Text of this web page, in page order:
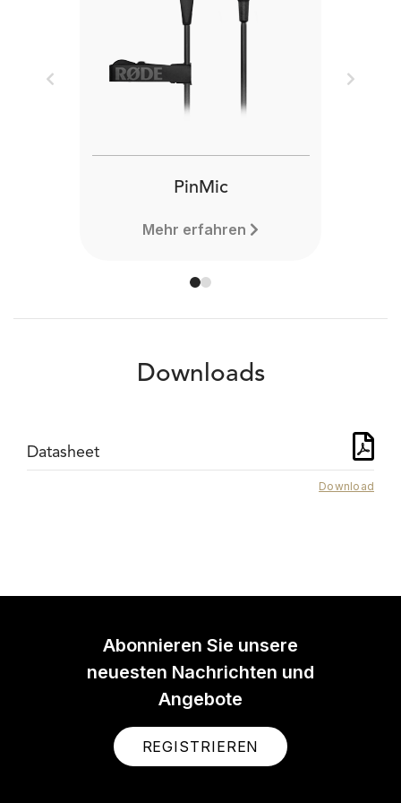
PinMic
Mehr erfahren
Previous Next
Downloads
Datasheet
Download
Abonnieren Sie unsere
neuesten Nachrichten und
Angebote
REGISTRIEREN